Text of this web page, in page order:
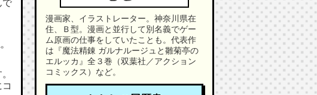
で
漫画家、イラストレーター。神奈川県在
住、Ｂ型。漫画と並行して別名義でゲー
ム原画の仕事をしていたことも。代表作
は『魔法精錬 ガルナルージュと雛菊亭の
エルッカ』全３巻（双葉社／アクション
コミックス）など。